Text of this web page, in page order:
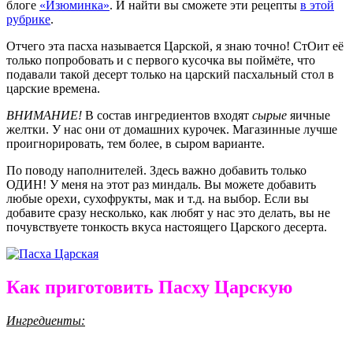
блоге «Изюминка». И найти вы сможете эти рецепты в этой
рубрике.
Отчего эта пасха называется Царской, я знаю точно! СтОит её
только попробовать и с первого кусочка вы поймёте, что
подавали такой десерт только на царский пасхальный стол в
царские времена.
ВНИМАНИЕ! В состав ингредиентов входят сырые яичные
желтки. У нас они от домашних курочек. Магазинные лучше
проигнорировать, тем более, в сыром варианте.
По поводу наполнителей. Здесь важно добавить только
ОДИН! У меня на этот раз миндаль. Вы можете добавить
любые орехи, сухофрукты, мак и т.д. на выбор. Если вы
добавите сразу несколько, как любят у нас это делать, вы не
почувствуете тонкость вкуса настоящего Царского десерта.
Как приготовить Пасху Царскую
Ингредиенты: